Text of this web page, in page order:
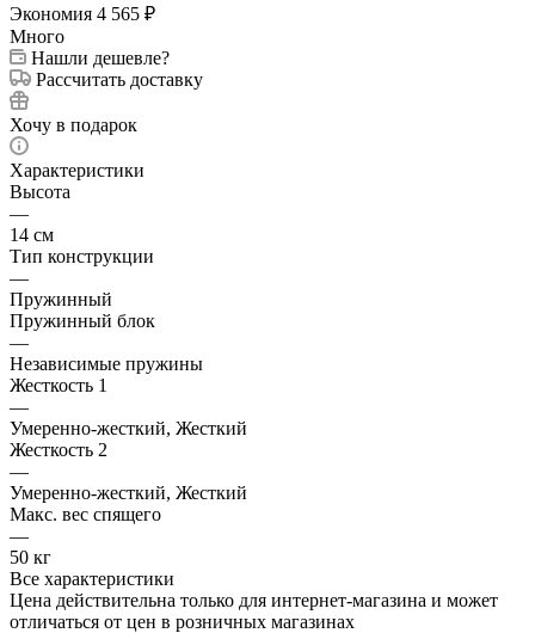
Экономия 4 565 ₽
Много
Нашли дешевле?
Рассчитать доставку
Хочу в подарок
Характеристики
Высота
—
14 см
Тип конструкции
—
Пружинный
Пружинный блок
—
Независимые пружины
Жесткость 1
—
Умеренно-жесткий, Жесткий
Жесткость 2
—
Умеренно-жесткий, Жесткий
Макс. вес спящего
—
50 кг
Все характеристики
Цена действительна только для интернет-магазина и может
отличаться от цен в розничных магазинах